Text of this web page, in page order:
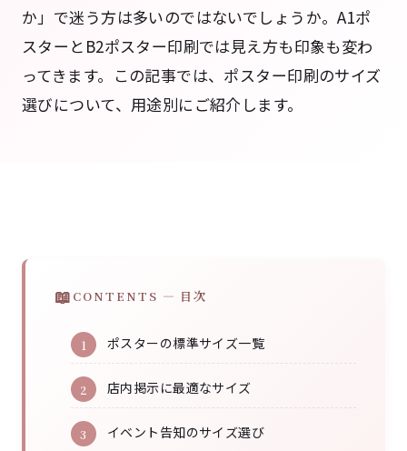
か」で迷う方は多いのではないでしょうか。A1ポ
スターとB2ポスター印刷では見え方も印象も変わ
ってきます。この記事では、ポスター印刷のサイズ
選びについて、用途別にご紹介します。
CONTENTS — 目次
ポスターの標準サイズ一覧
店内掲示に最適なサイズ
イベント告知のサイズ選び